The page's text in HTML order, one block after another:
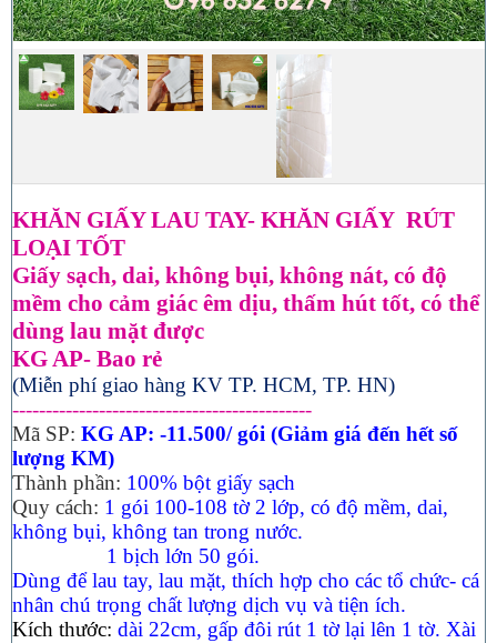
KHĂN GIẤY LAU TAY- KHĂN GIẤY RÚT
LOẠI TỐT
Giấy sạch, dai, không bụi, không nát, có độ
mềm cho cảm giác êm dịu, thấm hút tốt, có thể
dùng lau mặt được
KG AP- Bao rẻ
(Miễn phí giao hàng KV TP. HCM, TP. HN)
---------------------------------------------
Mã SP: KG AP: -11.500/ gói (Giảm giá đến hết số
lượng KM)
Thành phần: 100% bột giấy sạch
Quy cách: 1 gói 100-108 tờ 2 lớp, có độ mềm, dai,
không bụi, không tan trong nước.
1 bịch lớn 50 gói.
Dùng để lau tay, lau mặt, thích hợp cho các tổ chức- cá
nhân chú trọng chất lượng dịch vụ và tiện ích.
Kích thước: dài 22cm, gấp đôi rút 1 tờ lại lên 1 tờ. Xài